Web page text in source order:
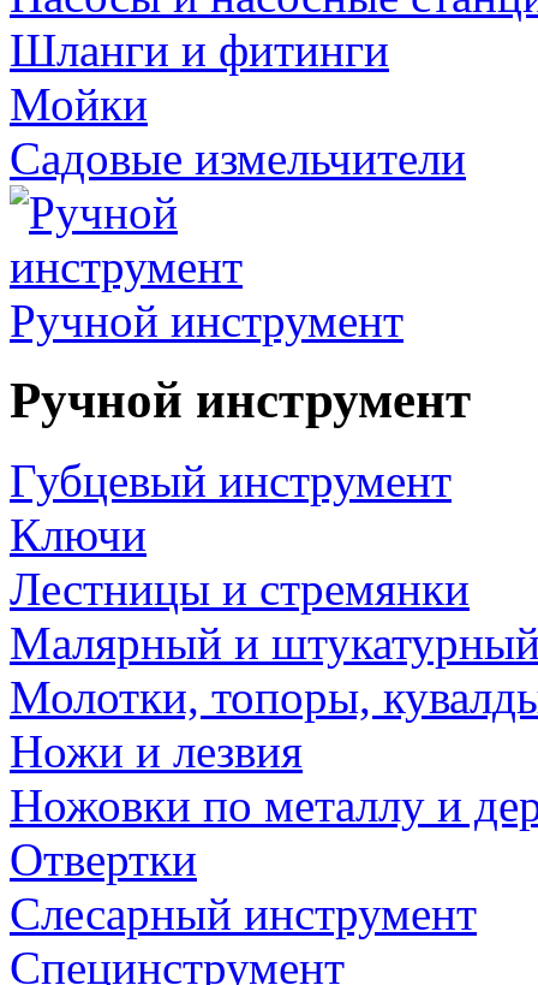
Шланги и фитинги
Мойки
Садовые измельчители
Ручной инструмент
Ручной инструмент
Губцевый инструмент
Ключи
Лестницы и стремянки
Малярный и
Молотки, топоры,
Ножи и лезвия
Ножовки по металлу и
Отвертки
Слесарный инструмент
Специнструмент